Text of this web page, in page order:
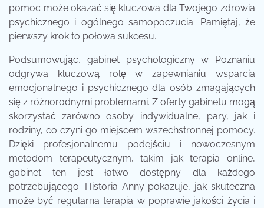
pomoc może okazać się kluczowa dla Twojego zdrowia
psychicznego i ogólnego samopoczucia. Pamiętaj, że
pierwszy krok to połowa sukcesu.
Podsumowując, gabinet psychologiczny w Poznaniu
odgrywa kluczową rolę w zapewnianiu wsparcia
emocjonalnego i psychicznego dla osób zmagających
się z różnorodnymi problemami. Z oferty gabinetu mogą
skorzystać zarówno osoby indywidualne, pary, jak i
rodziny, co czyni go miejscem wszechstronnej pomocy.
Dzięki profesjonalnemu podejściu i nowoczesnym
metodom terapeutycznym, takim jak terapia online,
gabinet ten jest łatwo dostępny dla każdego
potrzebującego. Historia Anny pokazuje, jak skuteczna
może być regularna terapia w poprawie jakości życia i